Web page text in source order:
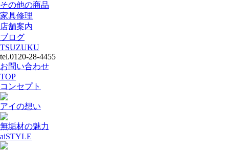
その他の商品
家具修理
店舗案内
ブログ
TSUZUKU
tel.0120-28-4455
お問い合わせ
TOP
コンセプト
アイの想い
無垢材の魅力
aiSTYLE